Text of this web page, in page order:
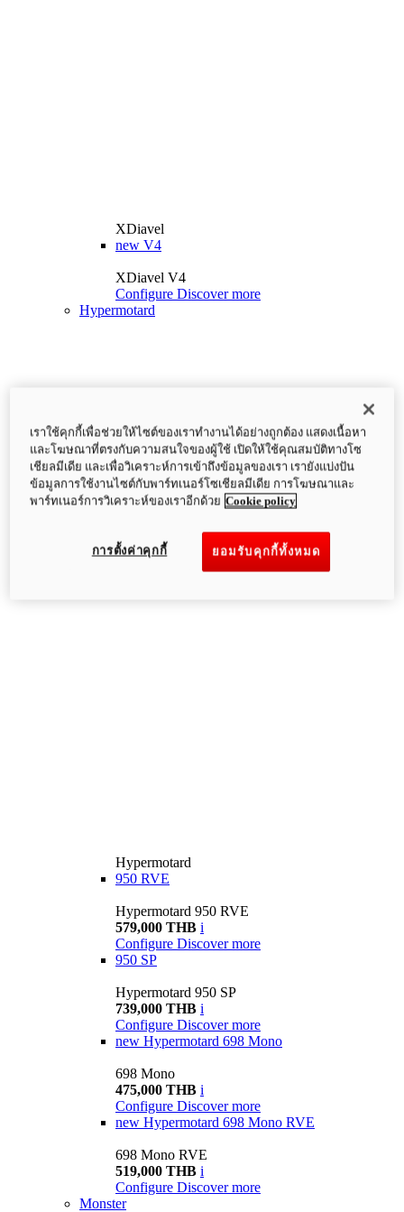
XDiavel
new V4
XDiavel V4
Configure Discover more
Hypermotard
Hypermotard
950 RVE
Hypermotard 950 RVE
579,000 THB i
Configure Discover more
950 SP
Hypermotard 950 SP
739,000 THB i
Configure Discover more
new Hypermotard 698 Mono
698 Mono
475,000 THB i
Configure Discover more
new Hypermotard 698 Mono RVE
698 Mono RVE
519,000 THB i
Configure Discover more
Monster
เราใช้คุกกี้เพื่อช่วยให้ไซต์ของเราทำงานได้อย่างถูกต้อง แสดงเนื้อหา
และโฆษณาที่ตรงกับความสนใจของผู้ใช้ เปิดให้ใช้คุณสมบัติทางโซ
เชียลมีเดีย และเพื่อวิเคราะห์การเข้าถึงข้อมูลของเรา เรายังแบ่งปัน
ข้อมูลการใช้งานไซต์กับพาร์ทเนอร์โซเชียลมีเดีย การโฆษณาและ
พาร์ทเนอร์การวิเคราะห์ของเราอีกด้วย Cookie policy
ยอมรับคุกกี้ทั้งหมด
การตั้งค่าคุกกี้